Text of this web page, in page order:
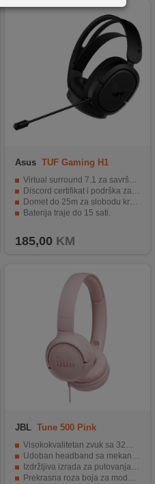
Asus TUF Gaming H1
Virtual surround 7.1 za savršen zvuk.
Discord certifikat i podrška za TeamSpeak.
Domet do 25m za slobodu kretanja.
Baterija traje do 15 sati.
185,00 KM
JBL Tune 500 Pink
Visokokvalitetan zvuk sa 32mm drajverima.
Udoban headband sa mekanim jastučićima.
Izdržljiva izrada za putovanja i svakodnevnu upotrebu.
Prekrasna roza boja za moderan izgled.